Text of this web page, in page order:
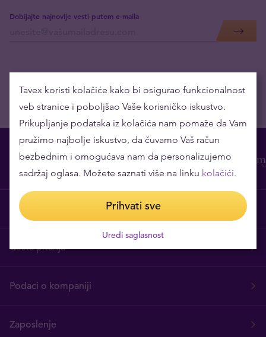
Dobijajte najnovije vesti putem e-maila
O nama
Česta pitanja
Podaci o kompaniji
Zaposlenje
Tavex koristi kolačiće kako bi osigurao funkcionalnost
veb stranice i poboljšao Vaše korisničko iskustvo.
Prikupljanje podataka iz kolačića nam pomaže da Vam
pružimo najbolje iskustvo, da čuvamo Vaš račun
bezbednim i omogućava nam da personalizujemo
sadržaj oglasa. Možete saznati više na linku kolačići.
Prihvati sve
Uredi saglasnost